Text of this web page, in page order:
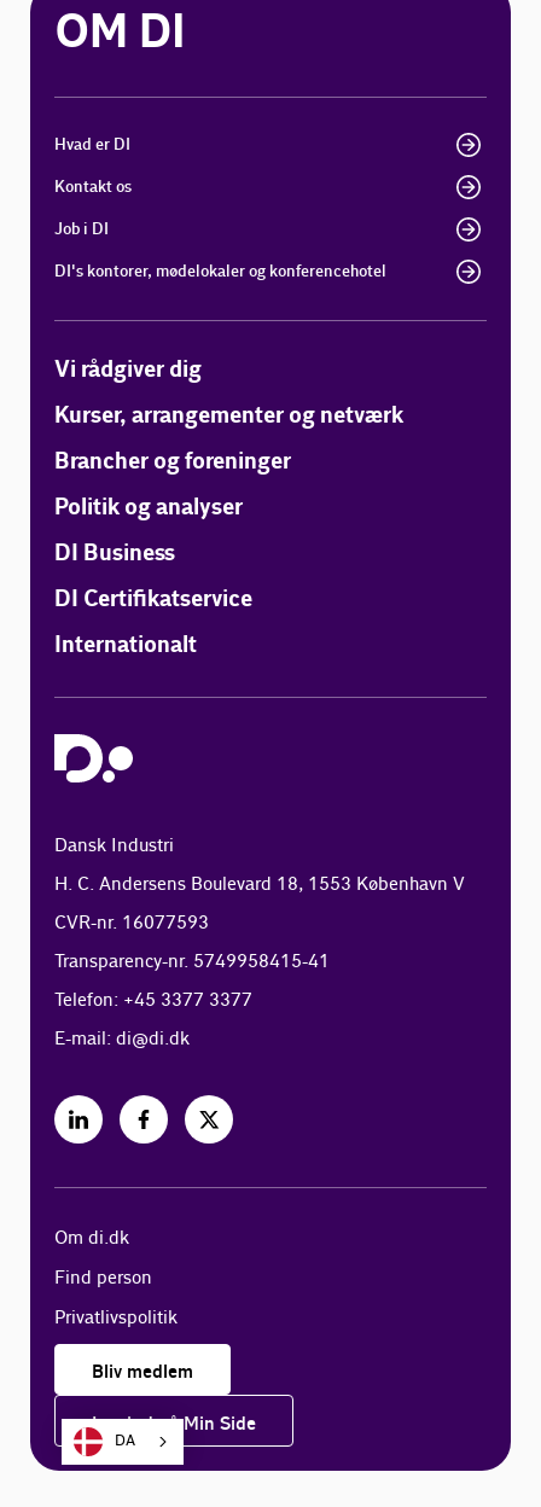
OM DI
Hvad er DI
Kontakt os
Job i DI
DI's kontorer, mødelokaler og konferencehotel
Vi rådgiver dig
Kurser, arrangementer og netværk
Brancher og foreninger
Politik og analyser
DI Business
DI Certifikatservice
Internationalt
Dansk Industri
H. C. Andersens Boulevard 18, 1553 København V
CVR-nr. 16077593
Transparency-nr. 5749958415-41
Telefon: +45 3377 3377
E-mail:di@di.dk
Om di.dk
Find person
Privatlivspolitik
Bliv medlem
Log ind på Min Side
DA